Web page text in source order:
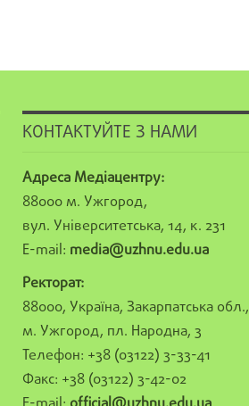
КОНТАКТУЙТЕ З НАМИ
Адреса Медіацентру:
88000 м. Ужгород,
вул. Університетська, 14, к. 231
E-mail: media@uzhnu.edu.ua
Ректорат:
88000, Україна, Закарпатська обл.,
м. Ужгород, пл. Народна, 3
Телефон: +38 (03122) 3-33-41
Факс: +38 (03122) 3-42-02